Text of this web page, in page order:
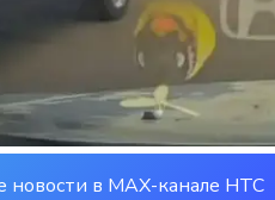
новости в MAX-канале НТС